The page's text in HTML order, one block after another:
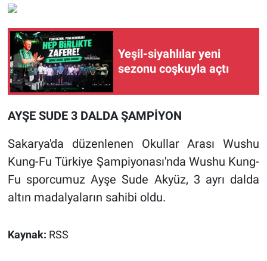
Yeşil-siyahlılar yeni
sezonu coşkuyla açtı
AYŞE SUDE 3 DALDA ŞAMPİYON
Sakarya'da düzenlenen Okullar Arası Wushu
Kung-Fu Türkiye Şampiyonası'nda Wushu Kung-
Fu sporcumuz Ayşe Sude Akyüz, 3 ayrı dalda
altın madalyaların sahibi oldu.
Kaynak: RSS